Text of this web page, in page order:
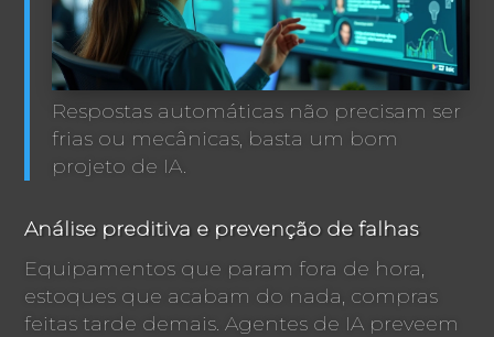
Respostas automáticas não precisam ser
frias ou mecânicas, basta um bom
projeto de IA.
Análise preditiva e prevenção de falhas
Equipamentos que param fora de hora,
estoques que acabam do nada, compras
feitas tarde demais. Agentes de IA preveem